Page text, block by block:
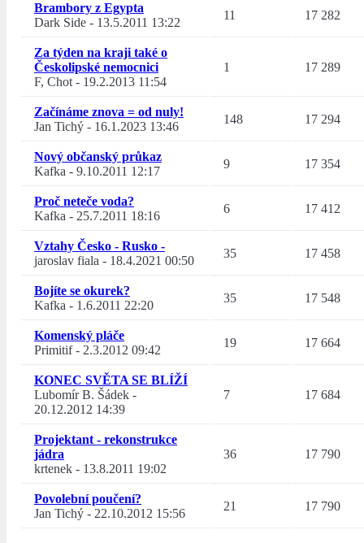
Brambory z Egypta
Dark Side - 13.5.2011 13:22
11 17 282
Za týden na kraji také o
Českolipské nemocnici
F, Chot- 19.2.2013 11:54
1 17 289
Začínáme znova = od nuly!
Jan Tichý - 16.1.2023 13:46
148 17 294
Nový občanský průkaz
Kafka - 9.10.2011 12:17
9 17 354
Proč neteče voda?
Kafka - 25.7.2011 18:16
6 17 412
Vztahy Česko - Rusko -
jaroslav fiala - 18.4.2021 00:50
35 17 458
Bojíte se okurek?
Kafka - 1.6.2011 22:20
35 17 548
Komenský pláče
Primitif- 2.3.2012 09:42
19 17 664
KONEC SVĚTA SE BLÍŽÍ
Lubomír B. Šádek -
20.12.2012 14:39
7 17 684
Projektant - rekonstrukce
jádra
krtenek - 13.8.2011 19:02
36 17 790
Povolební poučení?
Jan Tichý - 22.10.2012 15:56
21 17 790